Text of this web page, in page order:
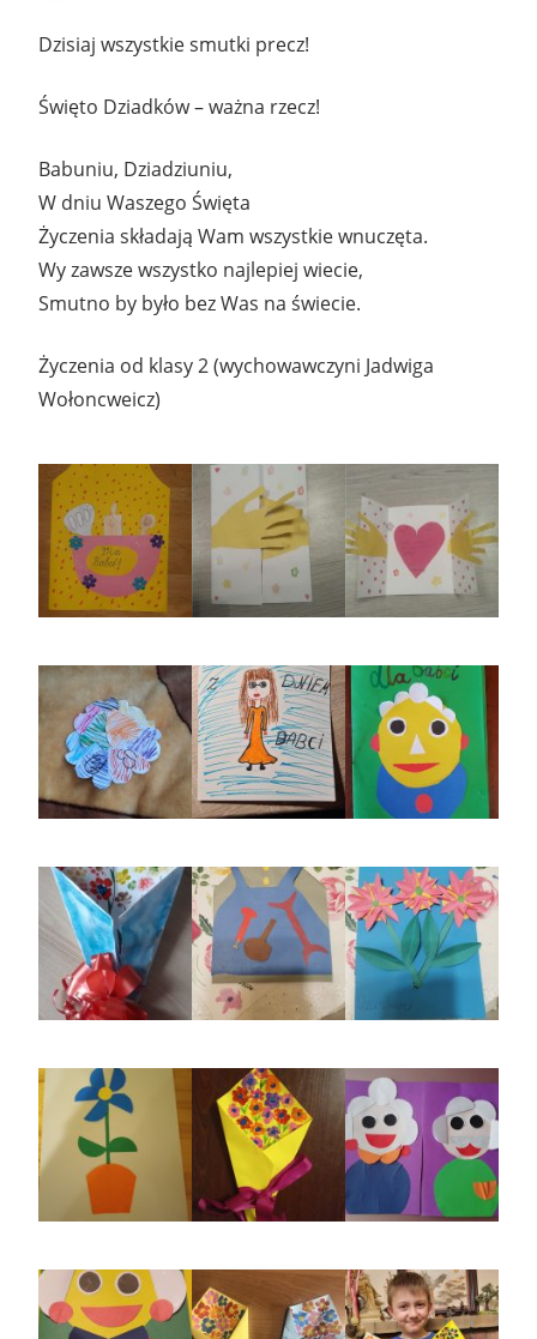
Dzisiaj wszystkie smutki precz!
Święto Dziadków – ważna rzecz!
Babuniu, Dziadziuniu,
W dniu Waszego Święta
Życzenia składają Wam wszystkie wnuczęta.
Wy zawsze wszystko najlepiej wiecie,
Smutno by było bez Was na świecie.
Życzenia od klasy 2 (wychowawczyni Jadwiga
Wołoncweicz)